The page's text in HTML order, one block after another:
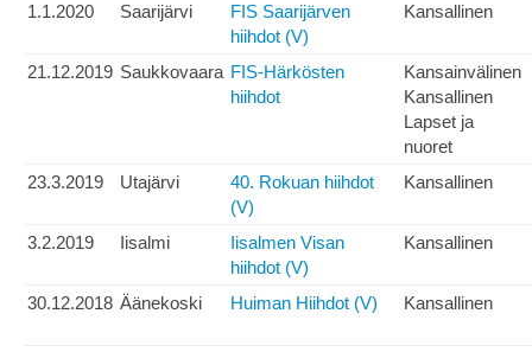
1.1.2020
Saarijärvi
FIS Saarijärven
hiihdot (V)
Kansallinen
21.12.2019 Saukkovaara FIS-Härkösten
hiihdot
Kansainvälinen
Kansallinen
Lapset ja
nuoret
23.3.2019
Utajärvi
40. Rokuan hiihdot
(V)
Kansallinen
3.2.2019 Iisalmi
Iisalmen Visan
hiihdot (V)
Kansallinen
30.12.2018 Äänekoski Huiman Hiihdot (V) Kansallinen